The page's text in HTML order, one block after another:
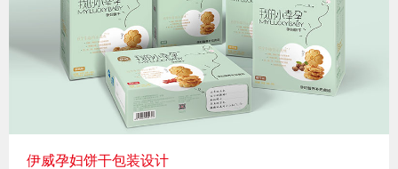
伊威孕妇饼干包装设计